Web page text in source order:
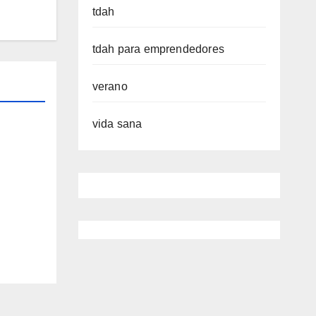
tdah
tdah para emprendedores
verano
vida sana